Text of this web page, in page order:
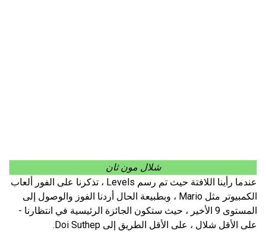
شلال مون ثان
عندما رأينا اللافتة حيث تم رسم Levels ، تذكرنا على الفور ألعاب
الكمبيوتر مثل Mario ، وبطبيعة الحال أردنا الفوز والوصول إلى
المستوى 9 الأخير ، حيث ستكون الجائزة الرئيسية في انتظارنا -
على الأقل شلال ، على الأقل الطريق إلى Doi Suthep.